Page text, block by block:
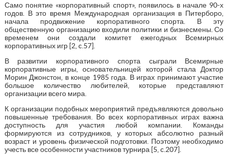
Само понятие «корпоративный спорт», появилось в начале 90-х
годов. В это время Международная организация в Питерборо,
начала продвижение корпоративного спорта. В эту
общественную организацию входили политики и бизнесмены. Со
временем они создали комитет ежегодных Всемирных
корпоративных игр [2, c.57].
В развитии корпоративного спорта сыграли Всемирные
корпоративные игры, основательницей которой стала Доктор
Морин Джонстон, в конце 1985 года. В играх принимают участие
большое количество любителей, которые представляют
организации всего мира.
К организации подобных мероприятий предъявляются довольно
повышенные требования. Во всех корпоративных играх важна
доступность для участия любой компании. Команды
формируются из сотрудников, у которых абсолютно разный
возраст и уровень физической подготовки. Поэтому необходимо
учесть все особенности участников турнира [5, c.207].